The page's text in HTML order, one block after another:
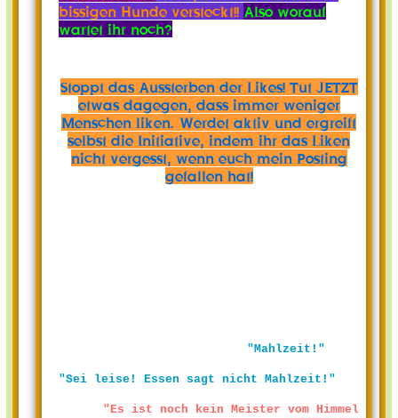
bissigen Hunde versteckt!! Also worauf
wartet ihr noch?
Stoppt das Aussterben der Likes! Tut JETZT
etwas dagegen, dass immer weniger
Menschen liken. Werdet aktiv und ergreift
selbst die Initiative, indem ihr das Liken
nicht vergesst, wenn euch mein Posting
gefallen hat!
"Mahlzeit!"
"Sei leise! Essen sagt nicht Mahlzeit!"
"Es ist noch kein Meister vom Himmel